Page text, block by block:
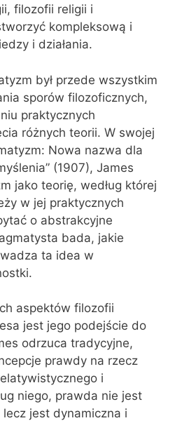
filozofii religii i
kompleksową i
i działania.
był przede wszystkim
sporów filozoficznych,
praktycznych
różnych teorii. W swojej
Nowa nazwa dla
(1907), James
jako teorię, według której
w jej praktycznych
o abstrakcyjne
bada, jakie
ta idea w
aspektów filozofii
jest jego podejście do
odrzuca tradycyjne,
prawdy na rzecz
i
niego, prawda nie jest
lecz jest dynamiczna i